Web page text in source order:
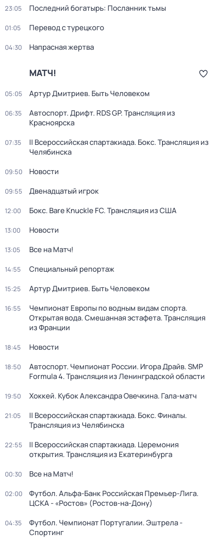
23:05 Последний богатырь: Посланник тьмы
01:05 Перевод с турецкого
04:30 Напрасная жертва
МАТЧ!
05:05 Артур Дмитриев. Быть Человеком
06:35
Автоспорт. Дрифт. RDS GP. Трансляция из
Красноярска
07:35
II Всероссийская спартакиада. Бокс. Трансляция из
Челябинска
09:50 Новости
09:55 Двенадцатый игрок
12:00 Бокс. Bare Knuckle FC. Трансляция из США
13:00 Новости
13:05 Все на Матч!
14:55 Специальный репортаж
15:25 Артур Дмитриев. Быть Человеком
16:55
Чемпионат Европы по водным видам спорта.
Открытая вода. Смешанная эстафета. Трансляция
из Франции
18:45 Новости
18:50
Автоспорт. Чемпионат России. Игора Драйв. SMP
Formula 4. Трансляция из Ленинградской области
19:50 Хоккей. Кубок Александра Овечкина. Гала-матч
21:05
II Всероссийская спартакиада. Бокс. Финалы.
Трансляция из Челябинска
22:55
II Всероссийская спартакиада. Церемония
открытия. Трансляция из Екатеринбурга
00:30 Все на Матч!
02:00
Футбол. Альфа-Банк Российская Премьер-Лига.
ЦСКА - «Ростов» (Ростов-на-Дону)
04:35
Футбол. Чемпионат Португалии. Эштрела -
Спортинг